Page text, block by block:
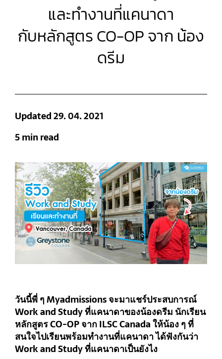
และทำงานที่แคนาดา
กับหลักสูตร CO-OP จาก น้อง
ดรีม
Updated 29. 04. 2021
5 min read
วันนี้พี่ ๆ Myadmissions จะมาแชร์ประสบการณ์
Work and Study ที่แคนาดาของน้องดรีม นักเรียน
หลักสูตร CO-OP จาก ILSC Canada ให้น้อง ๆ ที่
สนใจไปเรียนพร้อมทำงานที่แคนาดา ได้ฟังกันว่า
Work and Study ที่แคนาดาเป็นยังไง